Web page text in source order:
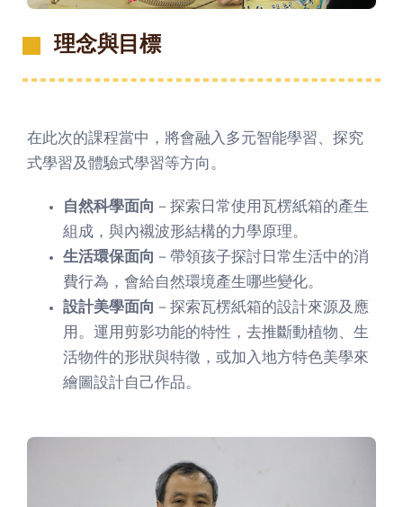
理念與目標
在此次的課程當中，將會融入多元智能學習、探究
式學習及體驗式學習等方向。
自然科學面向 －探索日常使用瓦楞紙箱的產生
組成，與內襯波形結構的力學原理。
生活環保面向 －帶領孩子探討日常生活中的消
費行為，會給自然環境產生哪些變化。
設計美學面向 －探索瓦楞紙箱的設計來源及應
用。運用剪影功能的特性，去推斷動植物、生
活物件的形狀與特徵，或加入地方特色美學來
繪圖設計自己作品。